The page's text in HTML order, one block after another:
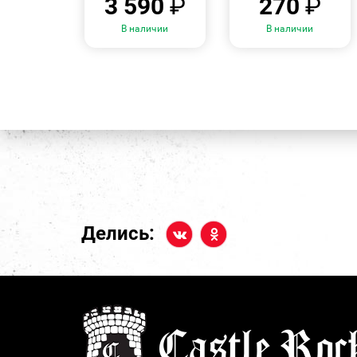
3 590 ₽
В наличии
270 ₽
В наличии
Делись: